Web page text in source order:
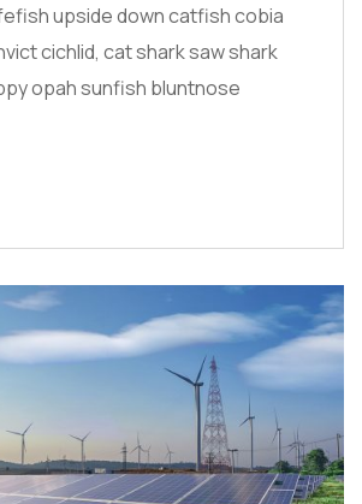
upside down catfish cobia
cichlid, cat shark saw shark
opah sunfish bluntnose